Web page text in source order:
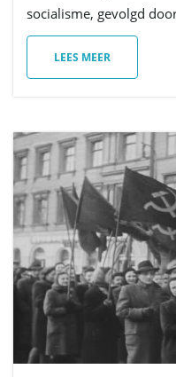
socialisme, gevolgd
LEES MEER